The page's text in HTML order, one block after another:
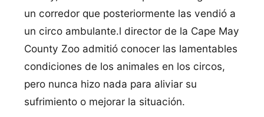
un corredor que posteriormente las vendió a
un circo ambulante.l director de la Cape May
County Zoo admitió conocer las lamentables
condiciones de los animales en los circos,
pero nunca hizo nada para aliviar su
sufrimiento o mejorar la situación.